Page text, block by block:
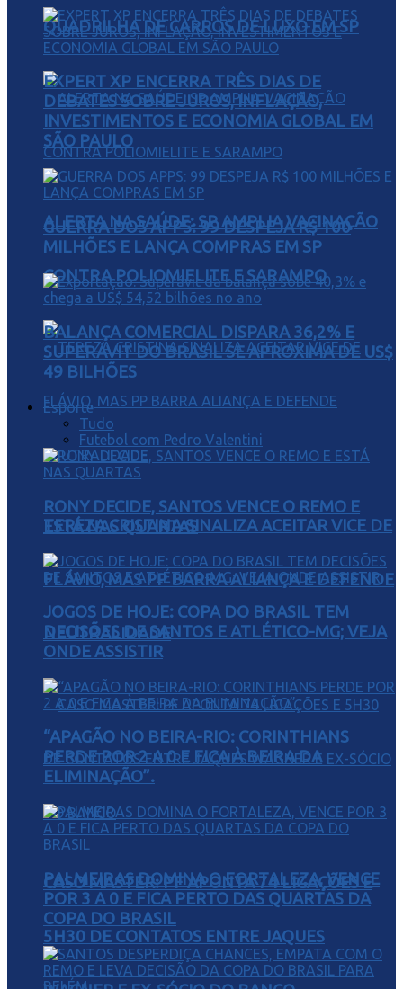
QUADRILHA DE CARROS DE LUXO EM SP
ALERTA NA SAÚDE: SP AMPLIA VACINAÇÃO
CONTRA POLIOMIELITE E SARAMPO
TEREZA CRISTINA SINALIZA ACEITAR VICE DE
FLÁVIO, MAS PP BARRA ALIANÇA E DEFENDE
NEUTRALIDADE
CASO MASTER: PF APONTA 74 LIGAÇÕES E
5H30 DE CONTATOS ENTRE JAQUES
EXPERT XP ENCERRA TRÊS DIAS DE
DEBATES SOBRE JUROS, INFLAÇÃO,
INVESTIMENTOS E ECONOMIA GLOBAL EM
SÃO PAULO
GUERRA DOS APPS: 99 DESPEJA R$ 100
MILHÕES E LANÇA COMPRAS EM SP
BALANÇA COMERCIAL DISPARA 36,2% E
SUPERÁVIT DO BRASIL SE APROXIMA DE US$
49 BILHÕES
Esporte
Tudo
Futebol com Pedro Valentini
RONY DECIDE, SANTOS VENCE O REMO E
ESTÁ NAS QUARTAS
JOGOS DE HOJE: COPA DO BRASIL TEM
DECISÕES DE SANTOS E ATLÉTICO-MG; VEJA
ONDE ASSISTIR
“APAGÃO NO BEIRA-RIO: CORINTHIANS
PERDE POR 2 A 0 E FICA À BEIRA DA
ELIMINAÇÃO”.
PALMEIRAS DOMINA O FORTALEZA, VENCE
POR 3 A 0 E FICA PERTO DAS QUARTAS DA
COPA DO BRASIL